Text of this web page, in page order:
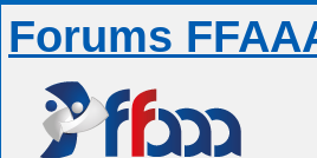
Forums